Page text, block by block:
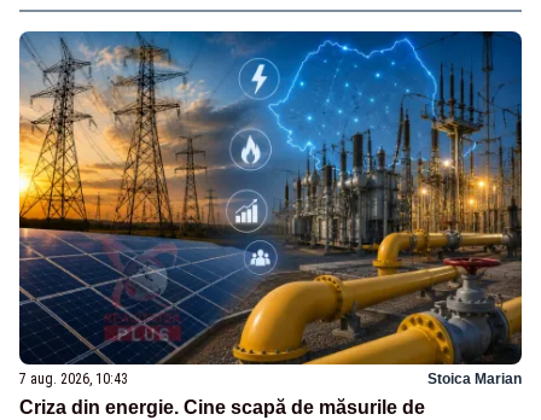
7 aug. 2026, 10:43 Stoica Marian
Criza din energie. Cine scapă de măsurile de